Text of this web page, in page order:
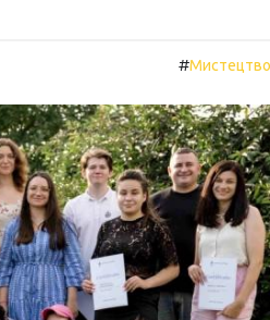
#Мистецтво